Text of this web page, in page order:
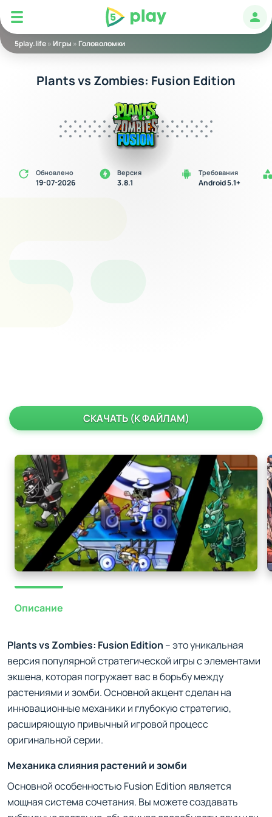
5play
5play.life» Игры » Головоломки
Plants vs Zombies: Fusion Edition
Обновлено
19-07-2026
Версия
3.8.1
Требования
Android 5.1+
СКАЧАТЬ (К ФАЙЛАМ)
Описание
Plants vs Zombies: Fusion Edition – это уникальная
версия популярной стратегической игры с элементами
экшена, которая погружает вас в борьбу между
растениями и зомби. Основной акцент сделан на
инновационные механики и глубокую стратегию,
расширяющую привычный игровой процесс
оригинальной серии.
Механика слияния растений и зомби
Основной особенностью Fusion Edition является
мощная система сочетания. Вы можете создавать